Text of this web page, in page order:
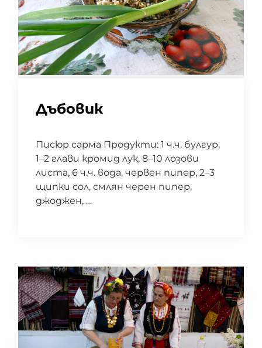
Дъбовик
Писюр сарма Продукти: 1 ч.ч. булгур,
1–2 глави кромид лук, 8–10 лозови
листа, 6 ч.ч. вода, червен пипер, 2–3
щипки сол, смлян черен пипер,
джоджен, …